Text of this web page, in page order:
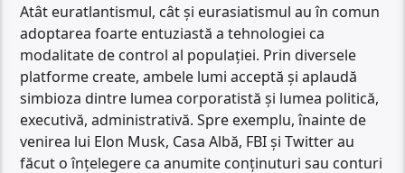
Atât euratlantismul, cât și eurasiatismul au în comun
adoptarea foarte entuziastă a tehnologiei ca
modalitate de control al populației. Prin diversele
platforme create, ambele lumi acceptă și aplaudă
simbioza dintre lumea corporatistă și lumea politică,
executivă, administrativă. Spre exemplu, înainte de
venirea lui Elon Musk, Casa Albă, FBI și Twitter au
făcut o înțelegere ca anumite conținuturi sau conturi